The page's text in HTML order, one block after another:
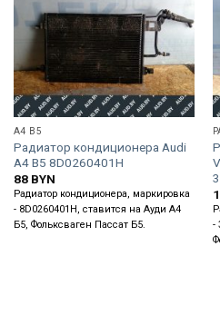
A4 B5
Радиатор кондиционера Audi
A4 B5 8D0260401H
88 BYN
Радиатор кондиционера, маркировка
- 8D0260401H, ставится на Ауди А4
Б5, Фольксваген Пассат Б5.
-